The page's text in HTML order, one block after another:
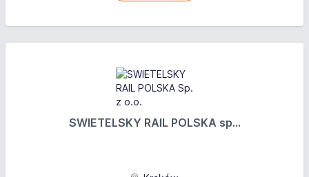
SWIETELSKY RAIL POLSKA sp...